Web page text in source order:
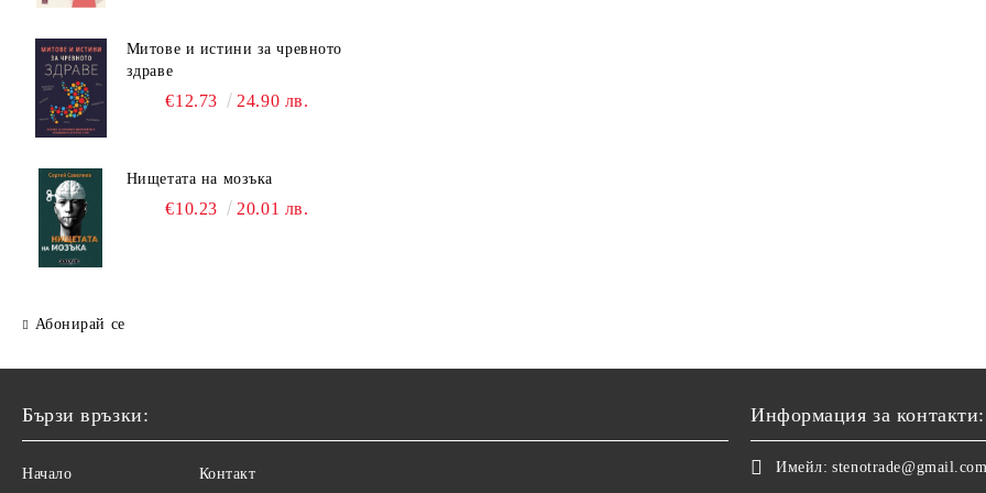
Митове и истини за чревното
здраве
€12.73 24.90 лв.
Нищетата на мозъка
€10.23 20.01 лв.
Абонирай се
Бързи връзки:
Начало Контакт
Информация за контакти:
Имейл: